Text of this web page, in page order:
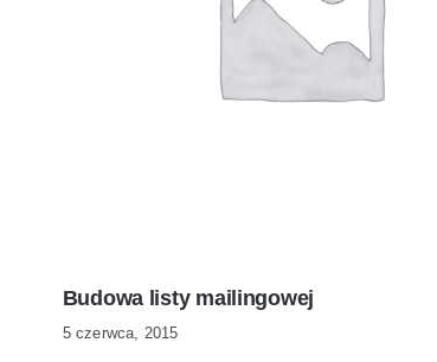
Budowa listy mailingowej
5 czerwca, 2015